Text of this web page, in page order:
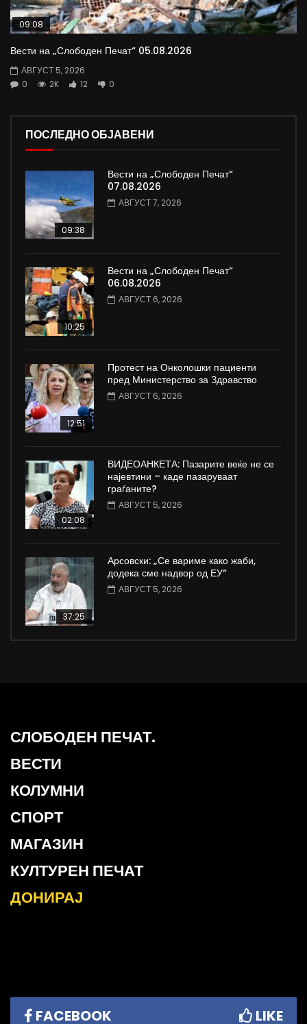
09:08
Вести на „Слободен Печат“ 05.08.2026
АВГУСТ 5, 2026
0
2K 12 0
ПОСЛЕДНО ОБЈАВЕНИ
09:38
Вести на „Слободен Печат“
07.08.2026
АВГУСТ 7, 2026
10:25
Вести на „Слободен Печат“
06.08.2026
АВГУСТ 6, 2026
12:51
Протест на Онколошки пациенти
пред Министерство за Здравство
АВГУСТ 6, 2026
02:08
ВИДЕОАНКЕТА: Пазарите веќе не се
најевтини – каде пазаруваат
граѓаните?
АВГУСТ 5, 2026
37:25
Арсовски: „Се вариме како жаби,
додека сме надвор од ЕУ“
АВГУСТ 5, 2026
СЛОБОДЕН ПЕЧАТ.
ВЕСТИ
КОЛУМНИ
СПОРТ
МАГАЗИН
КУЛТУРЕН ПЕЧАТ
ДОНИРАЈ
FACEBOOK LIKE